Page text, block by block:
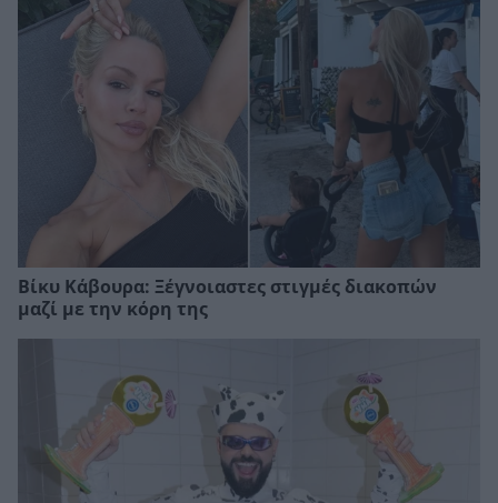
Βίκυ Κάβουρα: Ξέγνοιαστες στιγμές διακοπών
μαζί με την κόρη της